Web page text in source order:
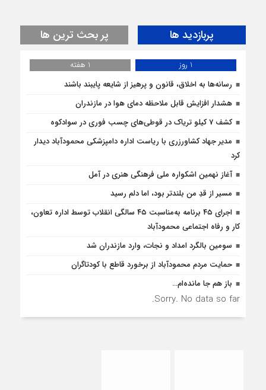
پربازدید ها پر بحث ترین ها
1 روز
1 هفته
رسانه‌ها به اخلاق، قانون و پرهیز از شایعه پایبند باشند
هشدار افزایش قابل ملاحظه دمای هوا در مازندران
کشف 7 کیلو تریاک در قوطی‌‌های چسب فوری در سوادکوه
مدیر جهاد کشاورزری با ریاست اداره دامپزشکی محمودآباد دیدار
کرد
آغاز نهمین اشکواره ملی فرهنگی هنری در آمل
مسیر از قدِ من بلندتر بود، اما دلم رسید
اجرای ۴۵ برنامه به‌مناسبت ۴۵ سالگی انقلاب توسط اداره تعاون،
کار و رفاه اجتماعی محمودآباد
سومین بالگرد امداد و نجات، وارد مازندران شد
حمایت مردم محمودآباد از برخورد قاطع با کودتاگران
باز هم جا مانده‌ام…
Sorry. No data so far.